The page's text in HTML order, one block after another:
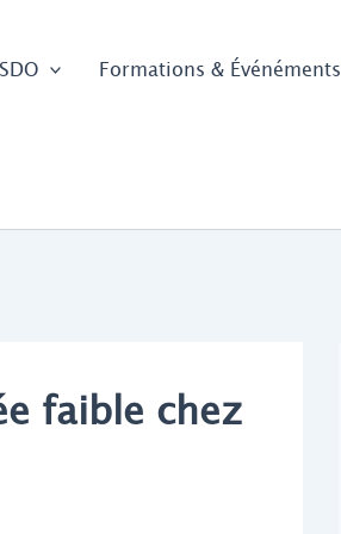
Formations & Événéments
faible chez